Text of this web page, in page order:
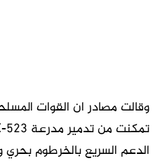
وقالت مصادر ان القوات
الدعم السريع بالخرطوم